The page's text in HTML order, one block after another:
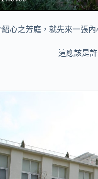
紹心之芳庭，就先來一張
這應該是